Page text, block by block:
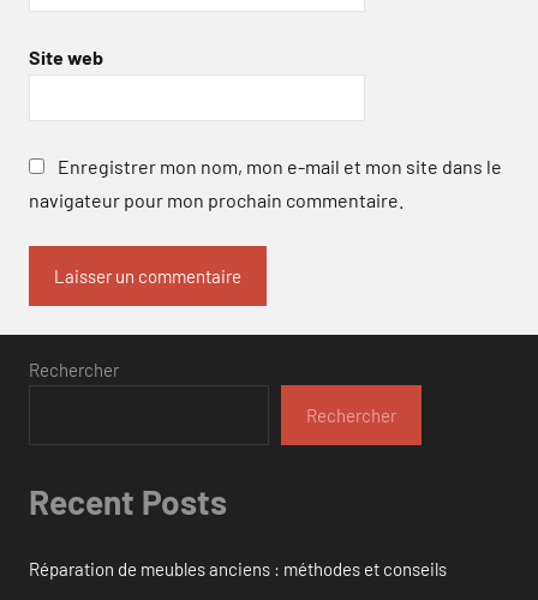
Site web
Enregistrer mon nom, mon e-mail et mon site dans le
navigateur pour mon prochain commentaire.
Rechercher
Rechercher
Recent Posts
Réparation de meubles anciens : méthodes et conseils